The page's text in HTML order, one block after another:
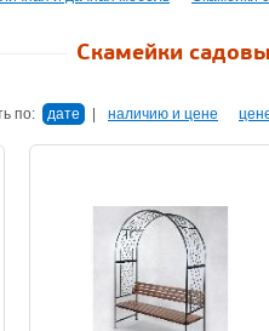
Скамейки
по: дате наличию и цене